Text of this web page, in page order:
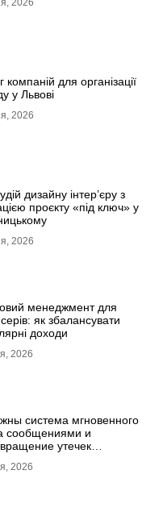
2026
компаній для організації
у Львові
2026
дизайну інтер’єру з
проєкту «під ключ» у
2026
менеджмент для
як збалансувати
доходи
2026
система мгновенного
сообщениями и
утечек
2026